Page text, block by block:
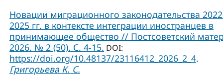
Новации миграционного законодательства
2025 гг. в контексте интеграции иностранцев в
принимающее общество // Постсоветский
2026. № 2 (50). С. 4-15. DOI:
https://doi.org/10.48137/23116412_2026_2_4.
Григорьева К. С.